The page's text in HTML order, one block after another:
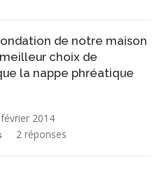
de notre maison
choix de
la nappe phréatique
2014
2 réponses